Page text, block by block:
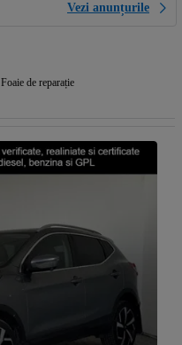
Vezi anunțurile
Foaie de reparație